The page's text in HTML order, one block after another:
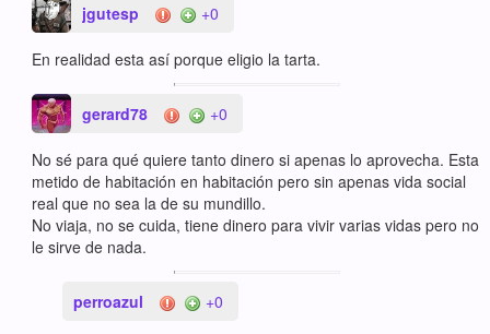
jgutesp +0
En realidad esta así porque eligio la tarta.
gerard78 +0
No sé para qué quiere tanto dinero si apenas lo aprovecha. Esta
metido de habitación en habitación pero sin apenas vida social
real que no sea la de su mundillo.
No viaja, no se cuida, tiene dinero para vivir varias vidas pero no
le sirve de nada.
perroazul +0